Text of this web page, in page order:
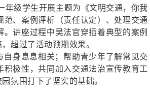
年级学生开展主题为《文明交通，你我
、案例评析（责任认定）、处理交通
。讲座过程中吴法官穿插着典型的案例
超过了活动预期效果。
身息息相关；帮助青少年了解常见交
积极性，共同 加入交通法治宣传教育工
氛围打下了坚实的基础。